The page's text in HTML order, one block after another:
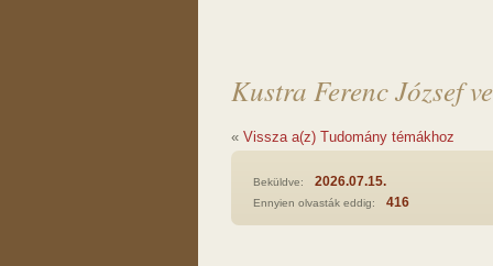
Kustra Ferenc József
« Vissza a(z) Tudomány témákhoz
Beküldve: 2026.07.15.
Ennyien olvasták eddig: 416